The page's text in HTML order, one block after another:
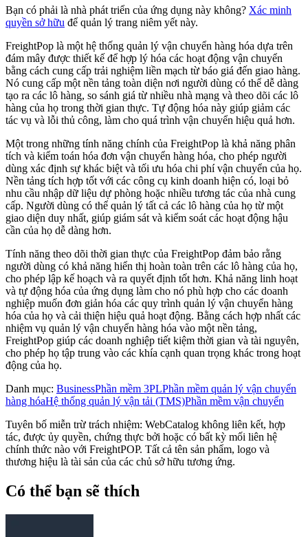
Bạn có phải là nhà phát triển của ứng dụng này không? Xác minh
quyền sở hữu để quản lý trang niêm yết này.
FreightPop là một hệ thống quản lý vận chuyển hàng hóa dựa trên
đám mây được thiết kế để hợp lý hóa các hoạt động vận chuyển
bằng cách cung cấp trải nghiệm liền mạch từ báo giá đến giao hàng.
Nó cung cấp một nền tảng toàn diện nơi người dùng có thể dễ dàng
tạo ra các lô hàng, so sánh giá từ nhiều nhà mạng và theo dõi các lô
hàng của họ trong thời gian thực. Tự động hóa này giúp giảm các
tác vụ và lỗi thủ công, làm cho quá trình vận chuyển hiệu quả hơn.
Một trong những tính năng chính của FreightPop là khả năng phân
tích và kiểm toán hóa đơn vận chuyển hàng hóa, cho phép người
dùng xác định sự khác biệt và tối ưu hóa chi phí vận chuyển của họ.
Nền tảng tích hợp tốt với các công cụ kinh doanh hiện có, loại bỏ
nhu cầu nhập dữ liệu dự phòng hoặc nhiều tương tác của nhà cung
cấp. Người dùng có thể quản lý tất cả các lô hàng của họ từ một
giao diện duy nhất, giúp giám sát và kiểm soát các hoạt động hậu
cần của họ dễ dàng hơn.
Tính năng theo dõi thời gian thực của FreightPop đảm bảo rằng
người dùng có khả năng hiển thị hoàn toàn trên các lô hàng của họ,
cho phép lập kế hoạch và ra quyết định tốt hơn. Khả năng linh hoạt
và tự động hóa của ứng dụng làm cho nó phù hợp cho các doanh
nghiệp muốn đơn giản hóa các quy trình quản lý vận chuyển hàng
hóa của họ và cải thiện hiệu quả hoạt động. Bằng cách hợp nhất các
nhiệm vụ quản lý vận chuyển hàng hóa vào một nền tảng,
FreightPop giúp các doanh nghiệp tiết kiệm thời gian và tài nguyên,
cho phép họ tập trung vào các khía cạnh quan trọng khác trong hoạt
động của họ.
Danh mục: BusinessPhần mềm 3PLPhần mềm quản lý vận chuyển
hàng hóaHệ thống quản lý vận tải (TMS)Phần mềm vận chuyển
Tuyên bố miễn trừ trách nhiệm: WebCatalog không liên kết, hợp
tác, được ủy quyền, chứng thực bởi hoặc có bất kỳ mối liên hệ
chính thức nào với FreightPOP. Tất cả tên sản phẩm, logo và
thương hiệu là tài sản của các chủ sở hữu tương ứng.
Có thể bạn sẽ thích